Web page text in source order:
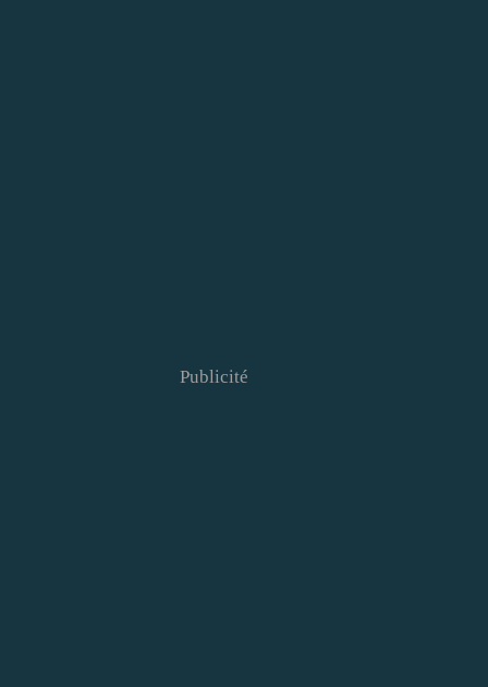
Publicité